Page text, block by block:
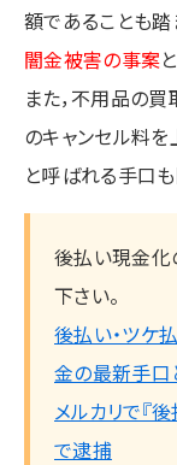
額であることも
闇金被害の事案
また，不用品の
のキャンセル料
と呼ばれる手口も
後払い現金化
下さい。
後払い・ツケ
金の最新手口
メルカリで『
で逮捕